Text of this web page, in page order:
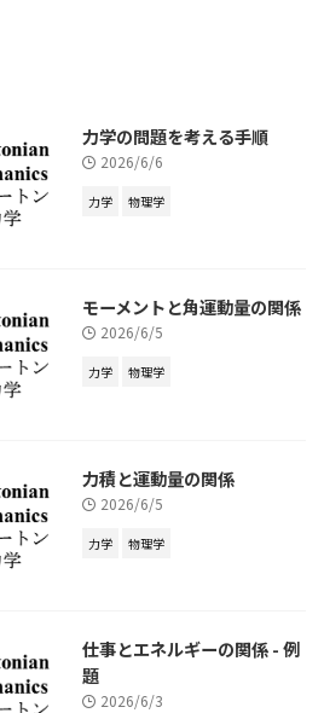
力学の問題を考える手順
2026/6/6
力学 物理学
モーメントと角運動量の関係
2026/6/5
力学 物理学
力積と運動量の関係
2026/6/5
力学 物理学
仕事とエネルギーの関係 - 例
題
2026/6/3